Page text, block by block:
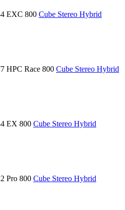
Cube Stereo Hybrid
Cube Stereo Hybrid
Cube Stereo Hybrid
Cube Stereo Hybrid